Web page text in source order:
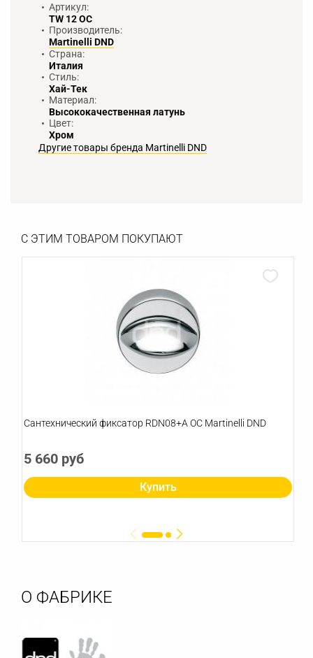
Артикул:
TW 12 OC
Производитель:
Martinelli DND
Страна:
Италия
Стиль:
Хай-Тек
Материал:
Высококачественная латунь
Цвет:
Хром
Другие товары бренда Martinelli DND
С ЭТИМ ТОВАРОМ ПОКУПАЮТ
Сантехнический фиксатор RDN08+A OC Martinelli DND
5 660 руб
Купить
О ФАБРИКЕ